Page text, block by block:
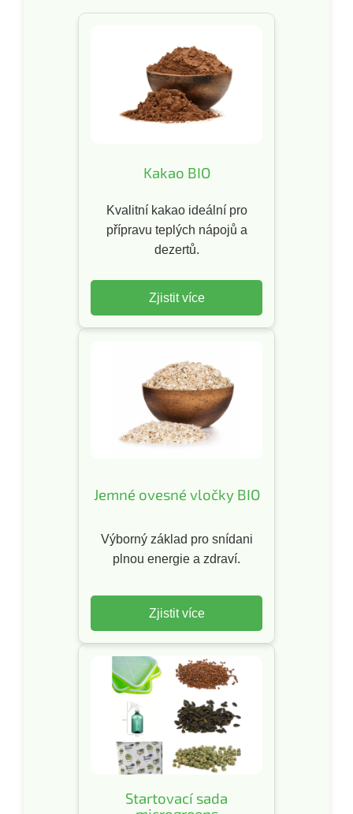
Kakao BIO
Kvalitní kakao ideální pro
přípravu teplých nápojů a
dezertů.
Zjistit více
Jemné ovesné vločky BIO
Výborný základ pro snídani
plnou energie a zdraví.
Zjistit více
Startovací sada